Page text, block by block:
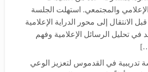
والمجتمعي. استهلت الجلسة
الانتقال إلى محور الدراية الإعلامية
في تحليل الرسائل الإعلامية وفهم
تدريبية في القدموس لتعزيز الوعي